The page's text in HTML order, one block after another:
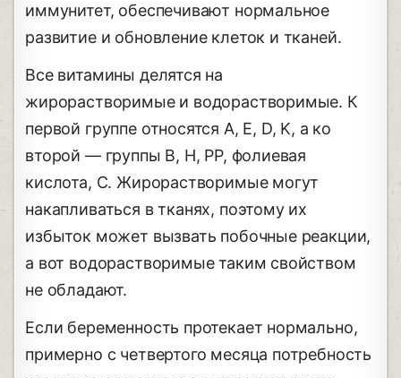
иммунитет, обеспечивают нормальное
развитие и обновление клеток и тканей.
Все витамины делятся на
жирорастворимые и водорастворимые. К
первой группе относятся A, E, D, K, а ко
второй ― группы В, H, PP, фолиевая
кислота, С. Жирорастворимые могут
накапливаться в тканях, поэтому их
избыток может вызвать побочные реакции,
а вот водорастворимые таким свойством
не обладают.
Если беременность протекает нормально,
примерно с четвертого месяца потребность